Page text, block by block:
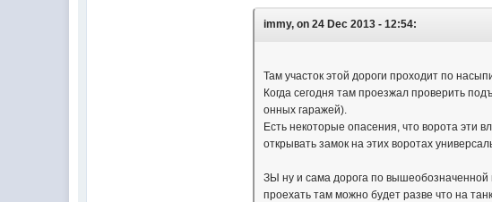
immy, on 24 Dec 2013 - 12:54:
Там участок этой дороги проходит по
Когда сегодня там проезжал проверить
онных гаражей).
Есть некоторые опасения, что ворота эти
открывать замок на этих воротах
ЗЫ ну и сама дорога по вышеобозначенной
проехать там можно будет разве что на